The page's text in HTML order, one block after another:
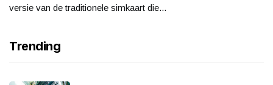
versie van de traditionele simkaart die...
Trending